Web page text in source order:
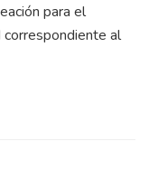
para el
al